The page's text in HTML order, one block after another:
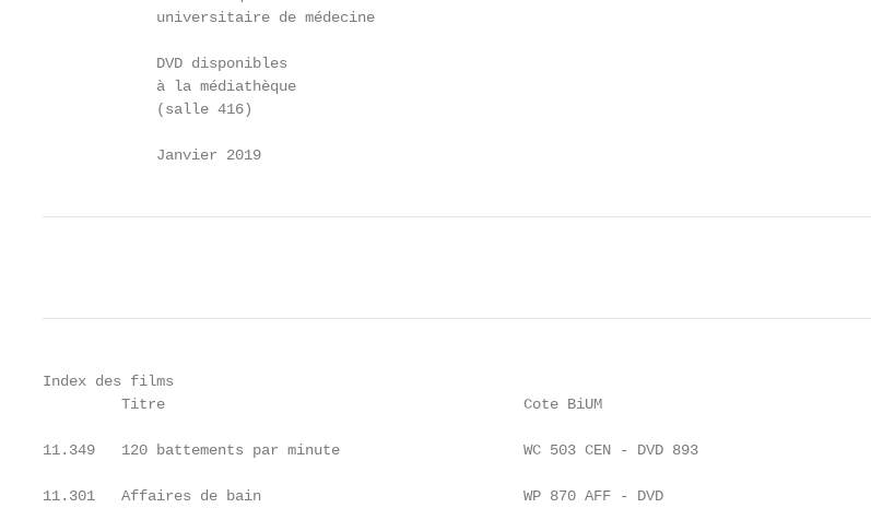
             universitaire de médecine
             DVD disponibles
             à la médiathèque
             (salle 416)
             Janvier 2019
Index des films
         Titre                                         Cote BiUM
11.349   120 battements par minute                     WC 503 CEN - DVD 893
11.301   Affaires de bain                              WP 870 AFF - DVD